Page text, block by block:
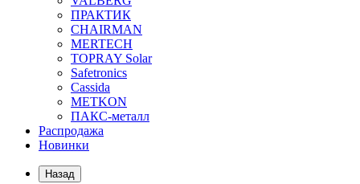
ПРАКТИК
CHAIRMAN
MERTECH
TOPRAY Solar
Safetronics
Cassida
METKON
ПАКС-металл
Распродажа
Новинки
Назад